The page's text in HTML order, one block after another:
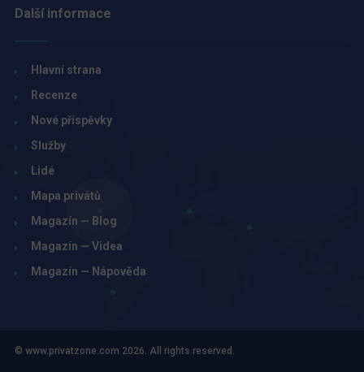
Další informace
Hlavní strana
Recenze
Nové příspěvky
Služby
Lidé
Mapa privátů
Magazín — Blog
Magazín — Videa
Magazín — Nápověda
© www.privatzone.com 2026. All rights reserved.